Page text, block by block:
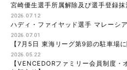
宮崎優生選手所属解除及び選手登録抹
2026.07.12
ハディ・ファイヤッド選手 マレーシ
2026.07.01
【7月5日 東海リーグ第9節の駐車場に
2026.05.22
【VENCEDORファミリー会員制度